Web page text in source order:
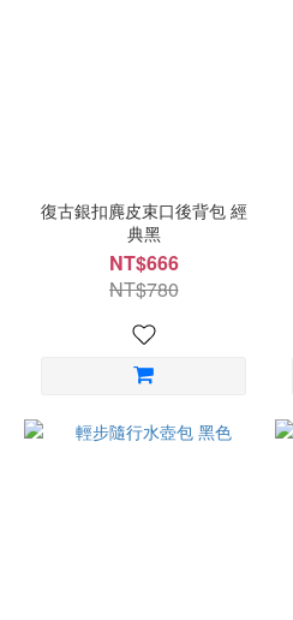
復古銀扣麂皮束口後背包 經
典黑
NT$666
NT$780